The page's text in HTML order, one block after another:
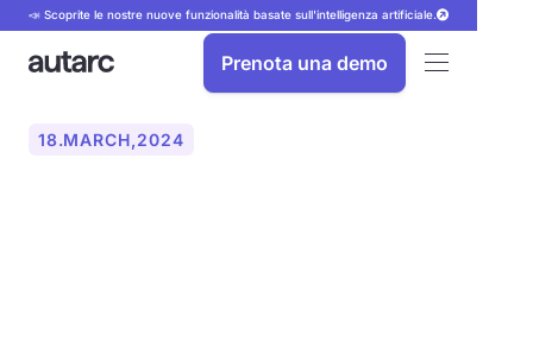
📣 Scoprite le nostre nuove funzionalità basate sull'intelligenza artificiale.
Prenota una demo
18.MARCH,2024